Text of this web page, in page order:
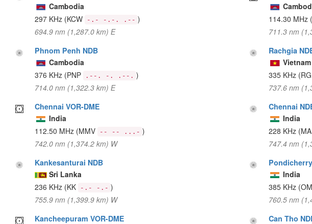
Cambodia
297 KHz (KCW -.- -.-. .-- )
694.9 nm (1,287.0 km) E
114.30 MHz
711.3 nm
Phnom Penh NDB
Cambodia
376 KHz (PNP .--. -. .--. )
714.0 nm (1,322.3 km) E
Rachgia
Vietnam
335 KHz (RG
737.6 nm
Chennai VOR-DME
India
112.50 MHz (MMV -- -- ...- )
742.0 nm (1,374.2 km) W
Chennai
India
228 KHz (MA
747.4 nm
Kankesanturai NDB
Sri Lanka
236 KHz (KK -.- -.- )
755.9 nm (1,399.9 km) W
India
385 KHz (OM
760.5 nm
Kancheepuram VOR-DME
Can Tho